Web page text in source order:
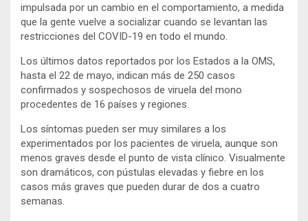
impulsada por un cambio en el comportamiento, a medida
que la gente vuelve a socializar cuando se levantan las
restricciones del COVID-19 en todo el mundo.
Los últimos datos reportados por los Estados a la OMS,
hasta el 22 de mayo, indican más de 250 casos
confirmados y sospechosos de viruela del mono
procedentes de 16 países y regiones.
Los síntomas pueden ser muy similares a los
experimentados por los pacientes de viruela, aunque son
menos graves desde el punto de vista clínico. Visualmente
son dramáticos, con pústulas elevadas y fiebre en los
casos más graves que pueden durar de dos a cuatro
semanas.